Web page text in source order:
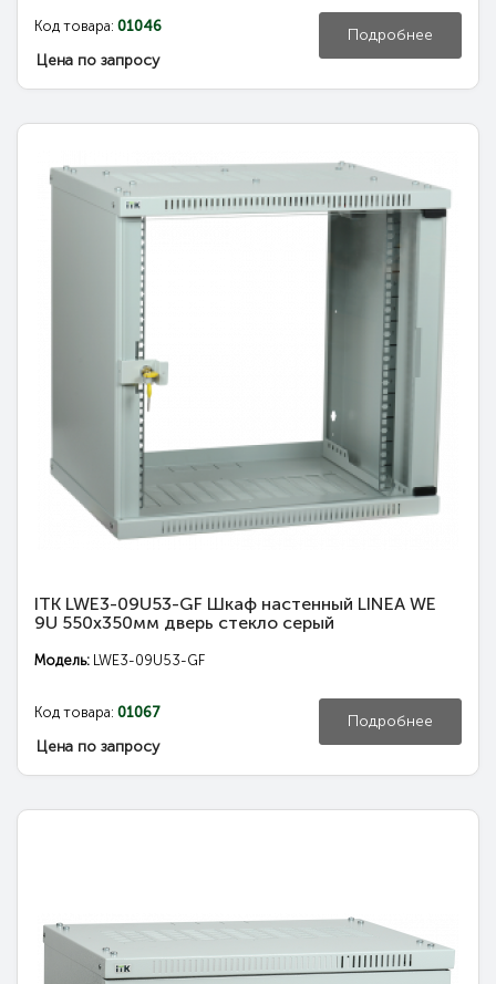
Код товара: 01046
Цена по запросу
Подробнее
ITK LWE3-09U53-GF Шкаф настенный LINEA WE
9U 550x350мм дверь стекло серый
Модель: LWE3-09U53-GF
Код товара: 01067
Цена по запросу
Подробнее